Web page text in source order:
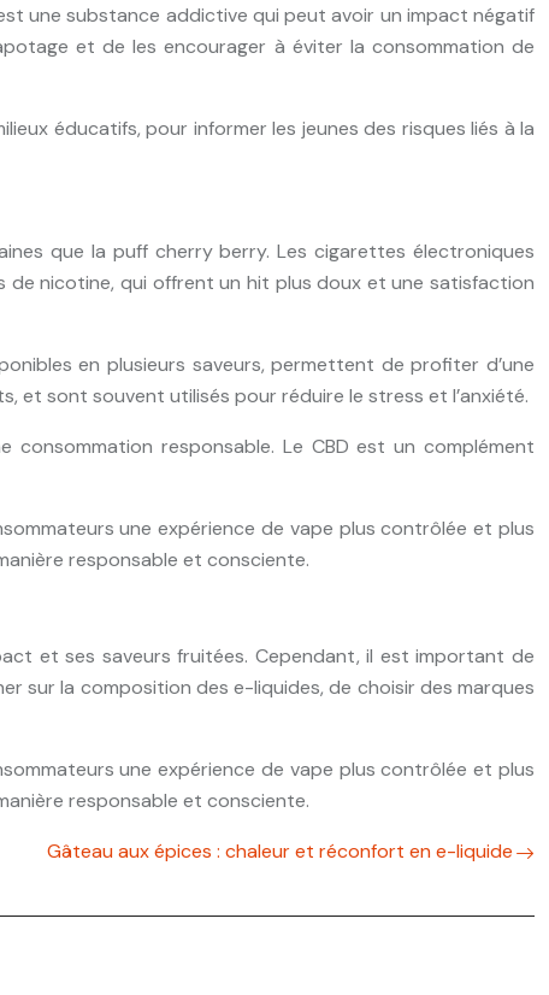
une substance addictive qui peut avoir un impact négatif
et de les encourager à éviter la consommation de
éducatifs, pour informer les jeunes des risques liés à la
que la puff cherry berry. Les cigarettes électroniques
nicotine, qui offrent un hit plus doux et une satisfaction
en plusieurs saveurs, permettent de profiter d’une
et sont souvent utilisés pour réduire le stress et l’anxiété.
responsable. Le CBD est un complément
une expérience de vape plus contrôlée et plus
responsable et consciente.
et ses saveurs fruitées. Cependant, il est important de
sur la composition des e-liquides, de choisir des marques
une expérience de vape plus contrôlée et plus
responsable et consciente.
Gâteau aux épices : chaleur et réconfort en e-liquide